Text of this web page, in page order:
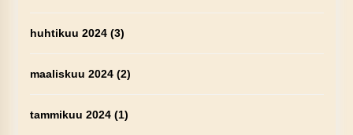
huhtikuu 2024(3)
maaliskuu 2024(2)
tammikuu 2024(1)